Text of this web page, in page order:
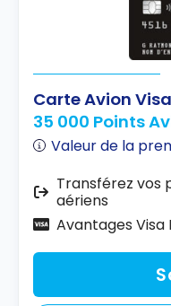
Carte Avion
35 000 Points
Valeur de la
Transférez vos
aériens
Avantages Visa